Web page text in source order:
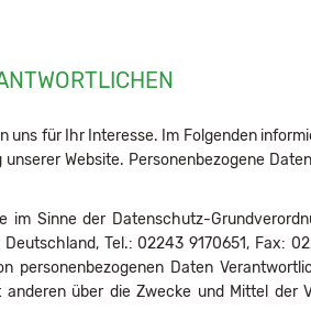
uns für Ihr Interesse. Im Folgenden
Website. Personenbezogene
Sinne der Datenschutz-
Tel.: 02243 9170651, Fax:
personenbezogenen Daten
über die Zwecke und Mittel der